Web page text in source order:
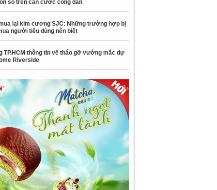
số trên căn cước công dân
lại kim cương SJC: Những trường hợp bị
người tiêu dùng nên biết
TP.HCM thông tin về tháo gỡ vướng mắc dự
Riverside